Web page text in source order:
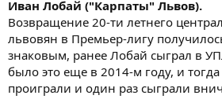
Иван Лобай ("Карпаты" Львов).
Возвращение 20-ти летнего
львовян в Премьер-лигу
знаковым, ранее Лобай сыграл в
было это еще в 2014-м году, и
проиграли и один раз сыграли